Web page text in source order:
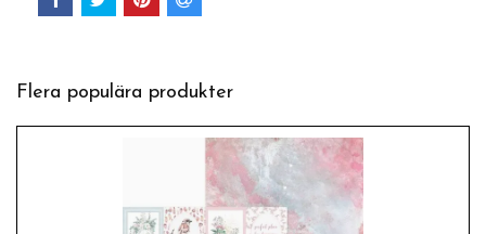
Flera populära produkter